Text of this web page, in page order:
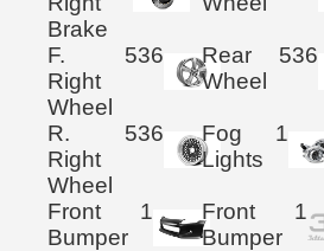
Brake
F.
Right
Wheel
536
Rear
Wheel
536
R.
Right
Wheel
536
Fog
Lights
1
Front
Bumper
1
Front
Bumper
1